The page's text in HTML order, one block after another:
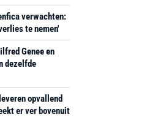
verwachten:
te nemen'
Genee en
dezelfde
opvallend
er ver bovenuit